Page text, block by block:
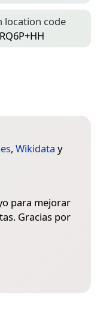
location code
, Wikidata y
para mejorar
Gracias por